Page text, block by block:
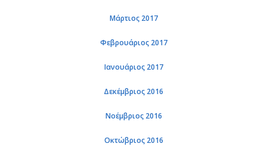
Μάρ­τιος 2017
Φε­βρουά­ριος 2017
Ια­νουά­ριος 2017
Δε­κέμ­βριος 2016
Νο­έμ­βριος 2016
Οκτώ­βριος 2016